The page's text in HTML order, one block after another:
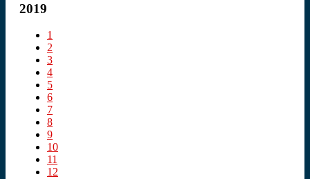
2019
1
2
3
4
5
6
7
8
9
10
11
12